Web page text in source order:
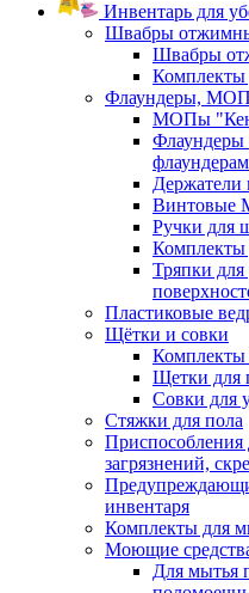
Инвентарь для
Швабры
Швабры
Комплекты
Флаундеры,
МОПы
флаундерам
Ручки для
Комплекты
Тряпки
Пластиковые
Щётки и совки
Комплекты
Щетки для
Совки для
Стяжки для пола
Приспособления
загрязнений,
инвентаря
Комплекты для
Моющие
Для мытья